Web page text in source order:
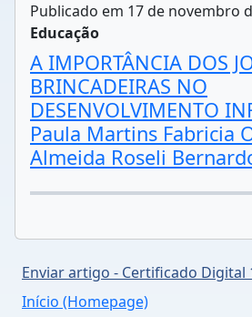
Publicado em 17 de novembro
Educação
A IMPORTÂNCIA DOS
BRINCADEIRAS NO
DESENVOLVIMENTO
Paula Martins Fabricia
Almeida Roseli
Enviar artigo - Certificado Digital
Início (Homepage)